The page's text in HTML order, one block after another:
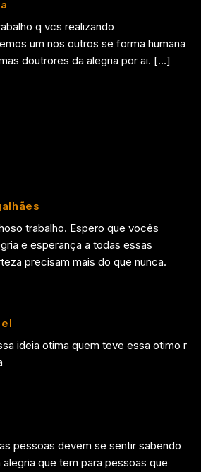
q vcs realizando
um nos outros se forma humana
doutrores da alegria por ai. […]
trabalho. Espero que vocês
e esperança a todas essas
precisam mais do que nunca.
ideia otima quem teve essa otimo r
pessoas devem se sentir sabendo
que tem para pessoas que